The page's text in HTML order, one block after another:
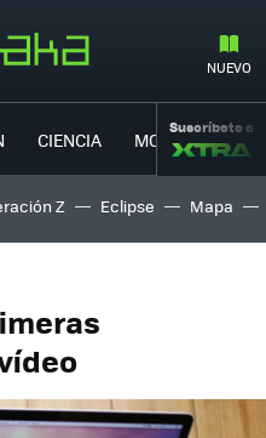
NUEVO
CIENCIA MOVILIDAD
Suscríbete a
Z Eclipse Mapa